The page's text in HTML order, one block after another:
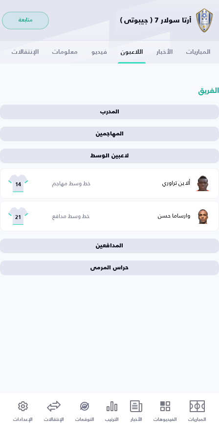
أرتا سولار 7 ( جيبوتي ) متابعة
المباريات الأخبار اللاعبون فيديو معلومات الإنتقالات
الفريق
المدرب
المهاجمين
لاعبين الوسط
ألاين تراوري خط وسط مهاجم 14
وارساما حسن خط وسط مدافع 21
المدافعين
حراس المرمى
المباريات الفيديوهات الأخبار الترتيب التوقعات الإنتقالات الإعدادات